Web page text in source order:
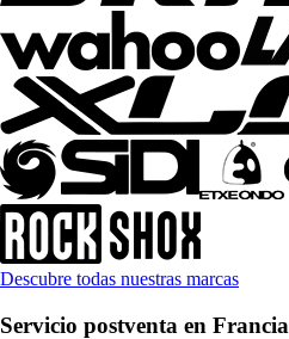
Descubre todas nuestras marcas
Servicio postventa en Francia